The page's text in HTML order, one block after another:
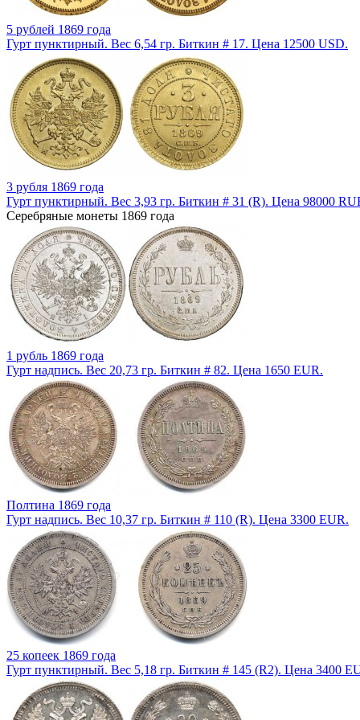
5 рублей 1869 года
Гурт пунктирный. Вес 6,54 гр. Биткин # 17. Цена 12500 USD.
3 рубля 1869 года
Гурт пунктирный. Вес 3,93 гр. Биткин # 31 (R). Цена 98000
Серебряные монеты 1869 года
1 рубль 1869 года
Гурт надпись. Вес 20,73 гр. Биткин # 82. Цена 1650 EUR.
Полтина 1869 года
Гурт надпись. Вес 10,37 гр. Биткин # 110 (R). Цена 3300 EUR.
25 копеек 1869 года
Гурт пунктирный. Вес 5,18 гр. Биткин # 145 (R2). Цена 3400